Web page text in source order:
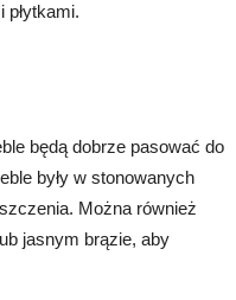
będą dobrze pasować do
były w stonowanych
Można również
jasnym brązie, aby